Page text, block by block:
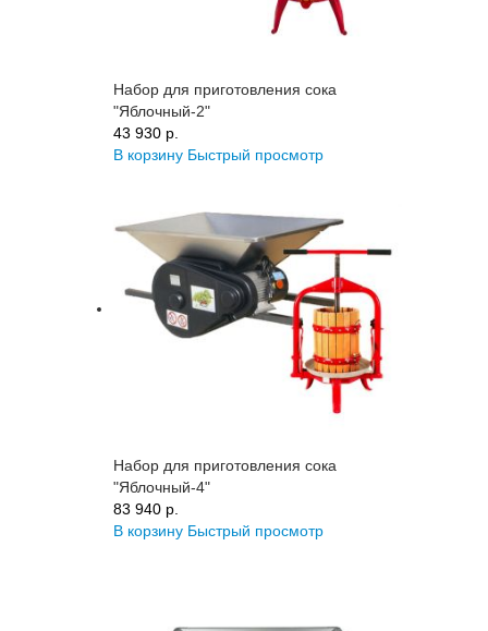
Набор для приготовления сока
"Яблочный-2"
43 930 p.
В корзину Быстрый просмотр
Набор для приготовления сока
"Яблочный-4"
83 940 p.
В корзину Быстрый просмотр